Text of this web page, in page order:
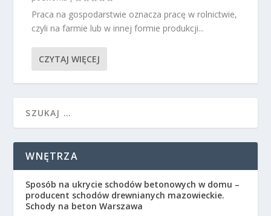
Praca na gospodarstwie oznacza pracę w rolnictwie,
czyli na farmie lub w innej formie produkcji...
CZYTAJ WIĘCEJ
WNĘTRZA
Sposób na ukrycie schodów betonowych w domu –
producent schodów drewnianych mazowieckie.
Schody na beton Warszawa